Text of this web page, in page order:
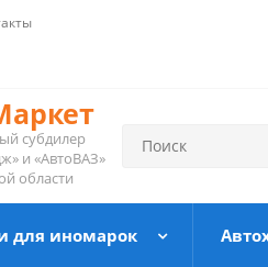
субдилер
и «АвтоВАЗ»
области
для иномарок